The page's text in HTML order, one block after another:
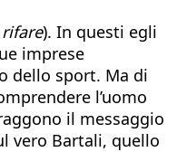
). In questi egli
imprese
dello sport. Ma di
l’uomo
il messaggio
vero Bartali, quello